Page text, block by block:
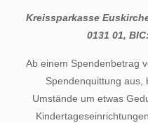
Kreissparkasse
0131 01,
Ab einem Spendenbetrag
Spendenquittung aus,
Umstände um etwas